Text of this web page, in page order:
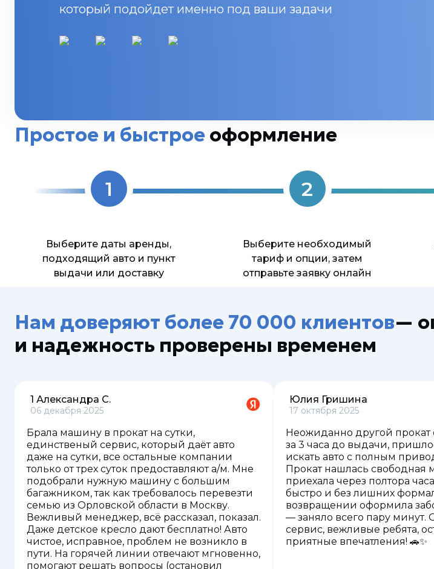
который подойдет именно под ваши задачи
Простое и быстрое оформление
1
Выберите даты аренды,
подходящий авто и пункт
выдачи или доставку
2
Выберите необходимый
тариф и опции, затем
отправьте заявку онлайн
Нам доверяют более 70 000 клиентов—
и надежность проверены временем
1 Александра С.
06 декабря 2025
Брала машину в прокат на сутки,
единственый сервис, который даёт авто
даже на сутки, все остальные компании
только от трех суток предоставляют а/м. Мне
подобрали нужную машину с большим
багажником, так как требовалось перевезти
семью из Орловской области в Москву.
Вежливый менеджер, всё рассказал, показал.
Даже детское кресло дают бесплатно! Авто
чистое, исправное, проблем не возникло в
пути. На горячей линии отвечают мгновенно,
помогают решать вопросы (остановил
Юлия Гришина
17 октября 2025
Неожиданно другой прокат
за 3 часа до выдачи,
искать авто с полным
Прокат нашлась
приехала через полтора
быстро и без лишних
возвращении оформила
— заняло всего пару минут.
сервис, вежливые ребята,
приятные впечатления! 🚗✨